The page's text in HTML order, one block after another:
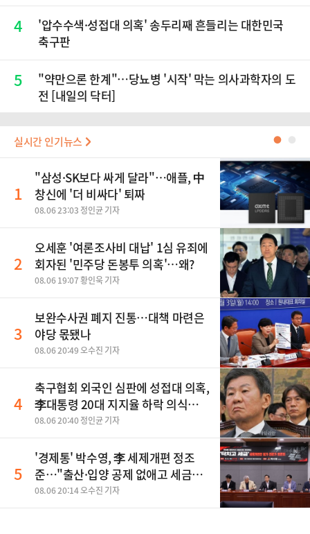
4
'압수수색·성접대 의혹' 송두리째 흔들리는 대한민국
축구판
5
"약만으론 한계"…당뇨병 '시작' 막는 의사과학자의 도
전 [내일의 닥터]
실시간 인기뉴스 ●
1
"삼성·SK보다 싸게 달라"…애플, 中
창신에 '더 비싸다' 퇴짜
08.06 23:03 정인균 기자
2
오세훈 '여론조사비 대납' 1심 유죄에
회자된 '민주당 돈봉투 의혹'…왜?
08.06 19:07 황인욱 기자
3
보완수사권 폐지 진통…대책 마련은
야당 몫됐나
08.06 20:49 오수진 기자
4
축구협회 외국인 심판에 성접대 의혹,
李대통령 20대 지지율 하락 의식했
나, 삼전닉스 올인은 금물, SK하이닉
민석 "과반 승리 가능성 99%" 등
08.06 20:40 정인균 기자
5
'경제통' 박수영, 李 세제개편 정조
준…"출산·입양 공제 없애고 세금폭
탄"
08.06 20:14 오수진 기자